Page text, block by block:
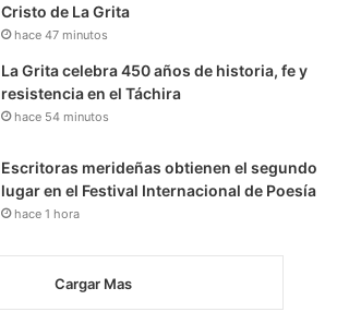
Cristo de La Grita
hace 47 minutos
La Grita celebra 450 años de historia, fe y
resistencia en el Táchira
hace 54 minutos
Escritoras merideñas obtienen el segundo
lugar en el Festival Internacional de Poesía
hace 1 hora
Cargar Mas